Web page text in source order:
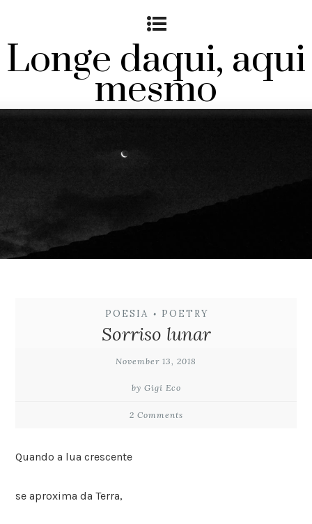
Longe daqui, aqui
mesmo
POESIA • POETRY
Sorriso lunar
November 13, 2018
by Gigi Eco
2 Comments
Quando a lua crescente
se aproxima da Terra,